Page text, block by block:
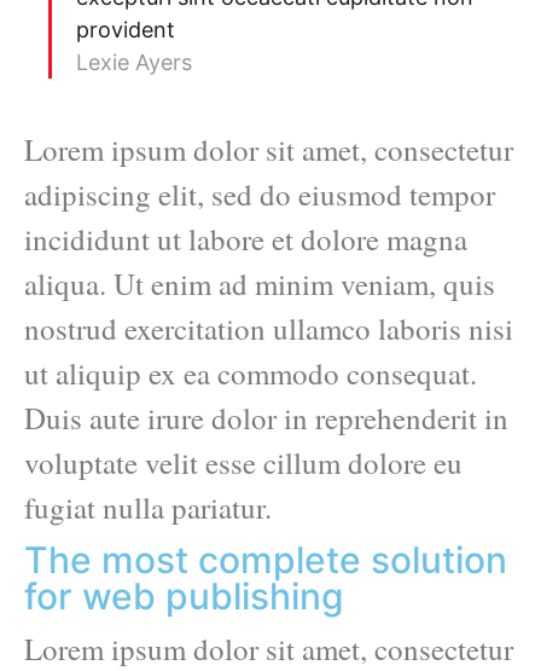
provident
Lexie Ayers
Lorem ipsum dolor sit amet, consectetur
adipiscing elit, sed do eiusmod tempor
incididunt ut labore et dolore magna
aliqua. Ut enim ad minim veniam, quis
nostrud exercitation ullamco laboris nisi
ut aliquip ex ea commodo consequat.
Duis aute irure dolor in reprehenderit in
voluptate velit esse cillum dolore eu
fugiat nulla pariatur.
The most complete solution
for web publishing
Lorem ipsum dolor sit amet, consectetur